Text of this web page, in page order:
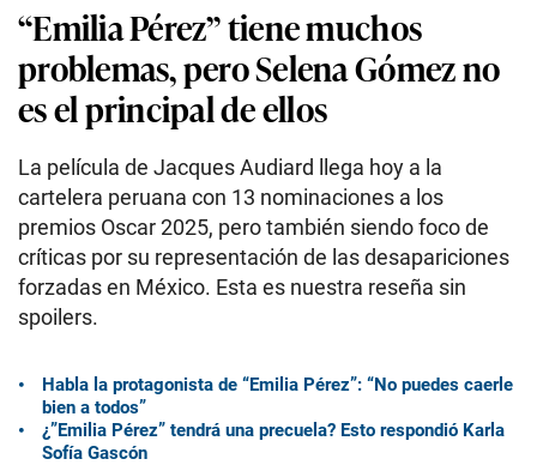
“Emilia Pérez” tiene muchos
problemas, pero Selena Gómez no
es el principal de ellos
La película de Jacques Audiard llega hoy a la
cartelera peruana con 13 nominaciones a los
premios Oscar 2025, pero también siendo foco de
críticas por su representación de las desapariciones
forzadas en México. Esta es nuestra reseña sin
spoilers.
Habla la protagonista de “Emilia Pérez”: “No puedes caerle
bien a todos”
¿”Emilia Pérez” tendrá una precuela? Esto respondió Karla
Sofía Gascón